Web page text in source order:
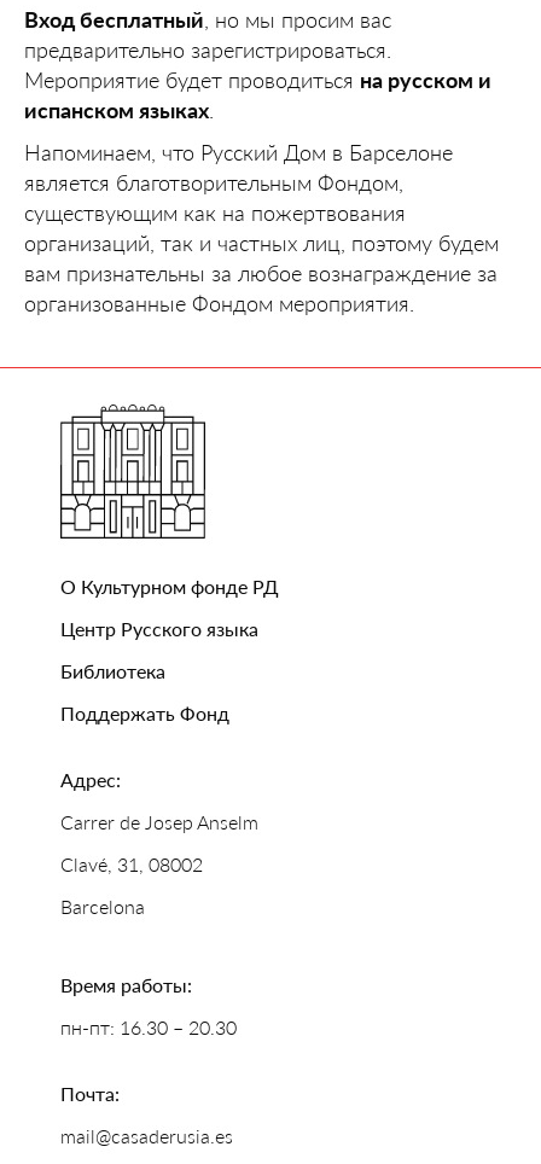
Вход бесплатный , но мы просим вас
предварительно зарегистрироваться.
Мероприятие будет проводиться на русском и
испанском языках
Напоминаем, что Русский Дом в Барселоне
является благотворительным Фондом,
существующим как на пожертвования
организаций, так и частных лиц, поэтому будем
вам признательны за любое вознаграждение за
организованные Фондом мероприятия.
О Культурном фонде РД
Центр Русского языка
Библиотека
Поддержать Фонд
Адрес:
Carrer de Josep Anselm
Clavé, 31, 08002
Barcelona
Время работы:
пн-пт: 16.30 – 20.30
Почта:
mail@casaderusia.es